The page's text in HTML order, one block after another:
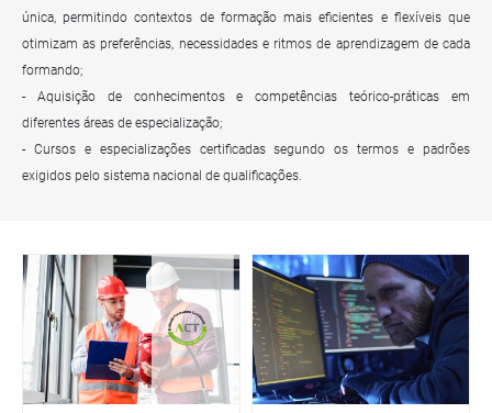
única, permitindo contextos de formação mais eficientes e flexíveis que
otimizam as preferências, necessidades e ritmos de aprendizagem de cada
formando;
- Aquisição de conhecimentos e competências teórico-práticas em
diferentes áreas de especialização;
- Cursos e especializações certificadas segundo os termos e padrões
exigidos pelo sistema nacional de qualificações.